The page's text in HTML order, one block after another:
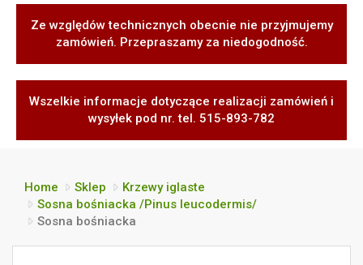
Ze względów technicznych obecnie nie przyjmujemy
zamówień. Przepraszamy za niedogodność.
Wszelkie informacje dotyczące realizacji zamówień i
wysyłek pod nr. tel. 515-893-782
Home Sklep
Krzewy iglaste
Sosna bośniacka /Pinus leucodermis/
Sosna bośniacka